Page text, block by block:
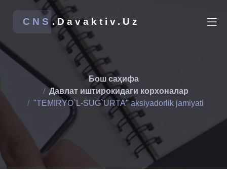
CNS.Davaktiv.Uz
Бош саҳифа
Давлат иштирокидаги корхоналар
"TEMIRYO`L-SUG`URTA" aksiyadorlik jamiyati